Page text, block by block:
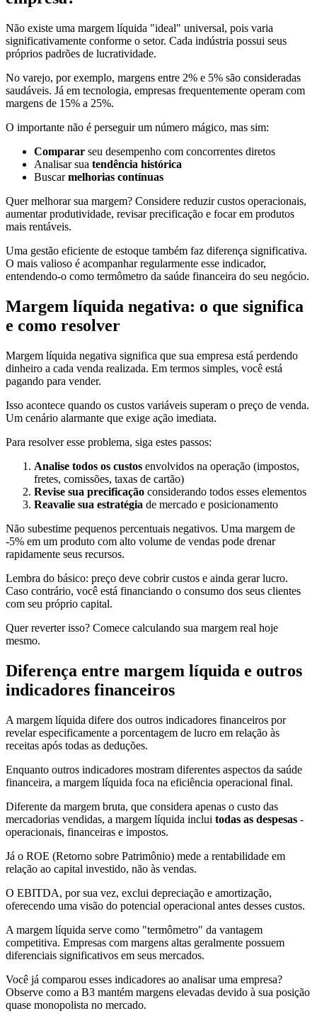
Não existe uma margem líquida "ideal" universal, pois varia
significativamente conforme o setor. Cada indústria possui seus
próprios padrões de lucratividade.
No varejo, por exemplo, margens entre 2% e 5% são consideradas
saudáveis. Já em tecnologia, empresas frequentemente operam com
margens de 15% a 25%.
O importante não é perseguir um número mágico, mas sim:
Comparar seu desempenho com concorrentes diretos
Analisar sua tendência histórica
Buscarmelhorias contínuas
Quer melhorar sua margem? Considere reduzir custos operacionais,
aumentar produtividade, revisar precificação e focar em produtos
mais rentáveis.
Uma gestão eficiente de estoque também faz diferença significativa.
O mais valioso é acompanhar regularmente esse indicador,
entendendo-o como termômetro da saúde financeira do seu negócio.
Margem líquida negativa: o que significa
e como resolver
Margem líquida negativa significa que sua empresa está perdendo
dinheiro a cada venda realizada. Em termos simples, você está
pagando para vender.
Isso acontece quando os custos variáveis superam o preço de venda.
Um cenário alarmante que exige ação imediata.
Para resolver esse problema, siga estes passos:
Analise todos os custos envolvidos na operação (impostos,
fretes, comissões, taxas de cartão)
Revise sua precificação considerando todos esses elementos
Reavalie sua estratégia de mercado e posicionamento
Não subestime pequenos percentuais negativos. Uma margem de
-5% em um produto com alto volume de vendas pode drenar
rapidamente seus recursos.
Lembra do básico: preço deve cobrir custos e ainda gerar lucro.
Caso contrário, você está financiando o consumo dos seus clientes
com seu próprio capital.
Quer reverter isso? Comece calculando sua margem real hoje
mesmo.
Diferença entre margem líquida e outros
indicadores financeiros
A margem líquida difere dos outros indicadores financeiros por
revelar especificamente a porcentagem de lucro em relação às
receitas após todas as deduções.
Enquanto outros indicadores mostram diferentes aspectos da saúde
financeira, a margem líquida foca na eficiência operacional final.
Diferente da margem bruta, que considera apenas o custo das
mercadorias vendidas, a margem líquida inclui todas as despesas -
operacionais, financeiras e impostos.
Já o ROE (Retorno sobre Patrimônio) mede a rentabilidade em
relação ao capital investido, não às vendas.
O EBITDA, por sua vez, exclui depreciação e amortização,
oferecendo uma visão do potencial operacional antes desses custos.
A margem líquida serve como "termômetro" da vantagem
competitiva. Empresas com margens altas geralmente possuem
diferenciais significativos em seus mercados.
Você já comparou esses indicadores ao analisar uma empresa?
Observe como a B3 mantém margens elevadas devido à sua posição
quase monopolista no mercado.